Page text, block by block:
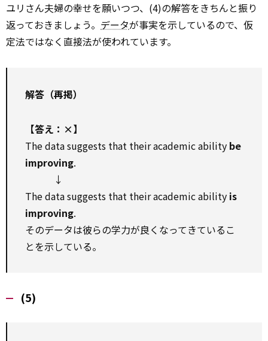
ユリさん夫婦の幸せを願いつつ、(4)の解答をきちんと振り
返っておきましょう。 データが事実を示しているので、仮
定法ではなく直接法が使われています。
解答（再掲）
【答え：×】
The data suggests that their academic ability be
improving.
↓
The data suggests that their academic ability is
improving.
そのデータは彼らの学力が良くなってきているこ
とを示している。
(5)